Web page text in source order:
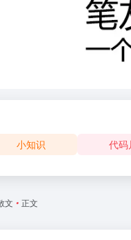
小知识 代码
文 • 正文